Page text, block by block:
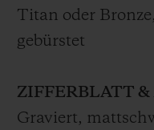
in der Rue Saint-
erhältlich und ab
Titan oder
gebürstet
ZIFFERBLATT &
Graviert,